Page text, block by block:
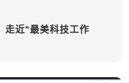
走近"最美科技工作